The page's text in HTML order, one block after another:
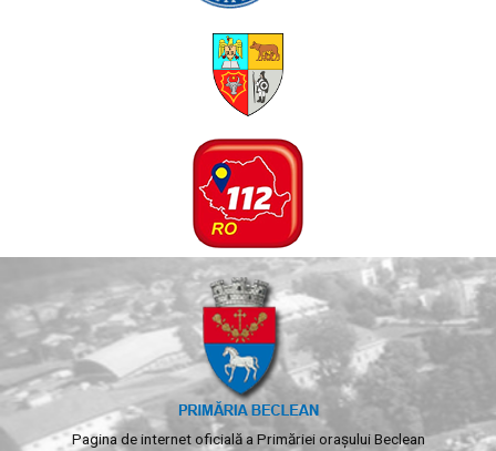
Pagina de internet oficială a Primăriei orașului Beclean